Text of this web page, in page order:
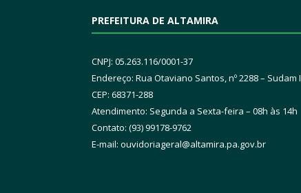
PREFEITURA DE ALTAMIRA
CNPJ: 05.263.116/0001-37
Endereço: Rua Otaviano Santos, nº 2288 – Sudam I
CEP: 68371-288
Atendimento: Segunda a Sexta-feira – 08h às 14h
Contato: (93) 99178-9762
E-mail: ouvidoriageral@altamira.pa.gov.br